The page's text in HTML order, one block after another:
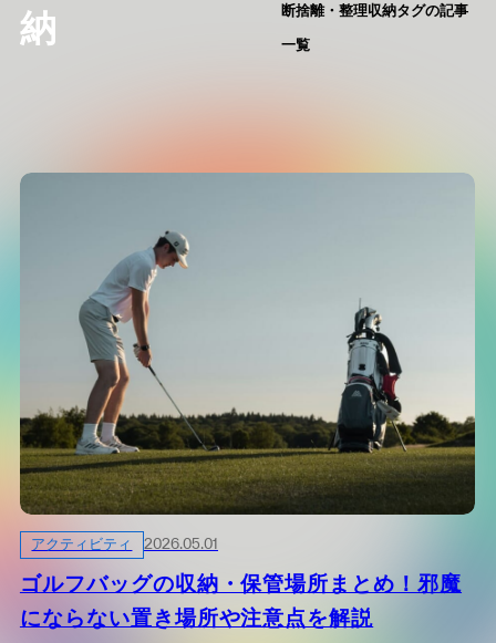
納
断捨離・整理収納タグの記事
一覧
アクティビティ 2026.05.01
ゴルフバッグの収納・保管場所まとめ！邪魔
にならない置き場所や注意点を解説